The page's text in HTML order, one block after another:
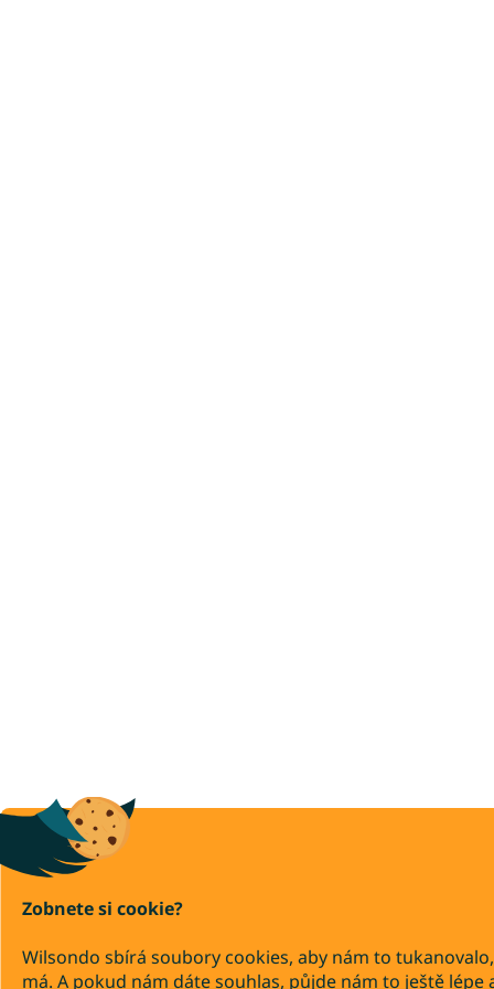
Zobnete si cookie?
Wilsondo sbírá soubory cookies, aby nám to
má. A pokud nám dáte souhlas, půjde nám to ještě lépe